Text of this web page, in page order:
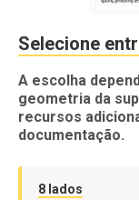
Selecione
A escolha
geometria da
recursos
documentação.
8 lados